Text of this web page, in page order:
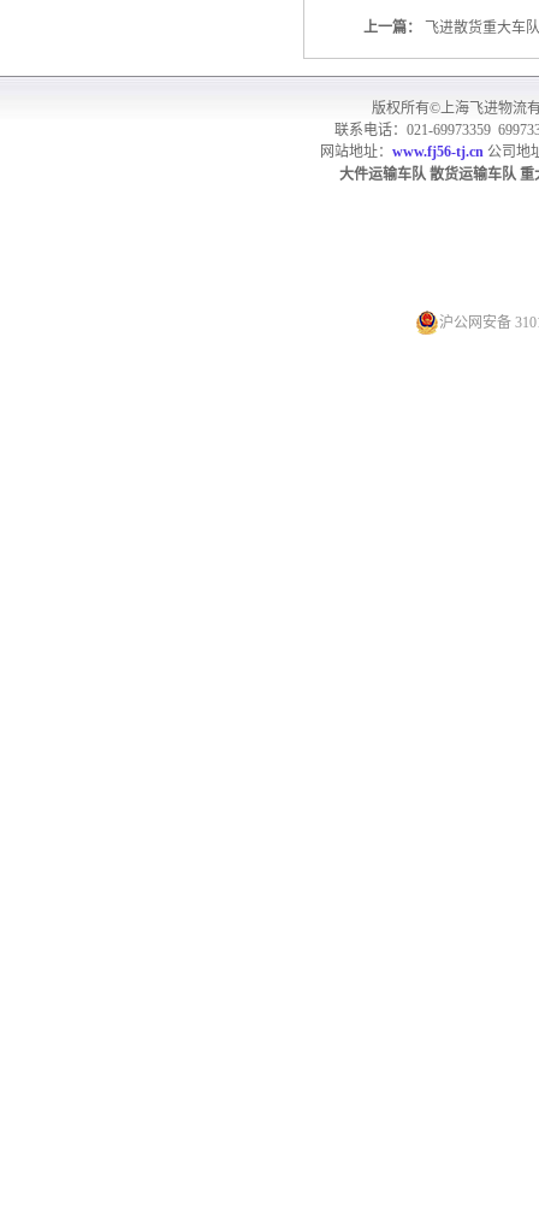
上一篇： 飞进散货重大车
版权所有©上海飞进物流
联系电话：021-69973359
网站地址： www.fj56-tj.cn 公司地
大件运输车队 散货运输车队 重
沪公网安备